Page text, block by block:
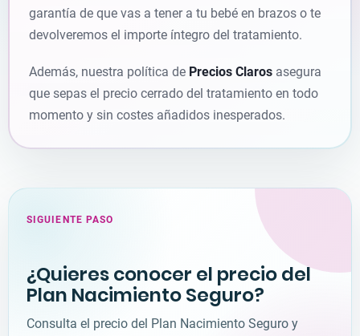
garantía de que vas a tener a tu bebé en brazos o te
devolveremos el importe íntegro del tratamiento.
Además, nuestra política de Precios Clarosasegura
que sepas el precio cerrado del tratamiento en todo
momento y sin costes añadidos inesperados.
SIGUIENTE PASO
¿Quieres conocer el precio del
Plan Nacimiento Seguro?
Consulta el precio del Plan Nacimiento Seguro y